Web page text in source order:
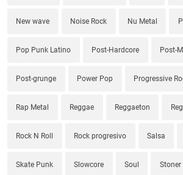
New wave Noise Rock Nu Metal
Pop Punk Latino Post-Hardcore Post-
Post-grunge Power Pop Progressive
Rap Metal Reggae Reggaeton
Rock N Roll Rock progresivo Salsa
Skate Punk Slowcore Soul Stoner